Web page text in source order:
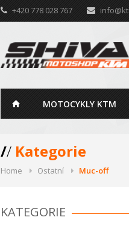
+420 778 028 767
MOTOCYKLY KTM
// Kategorie
Home Ostatní Muc-off
KATEGORIE